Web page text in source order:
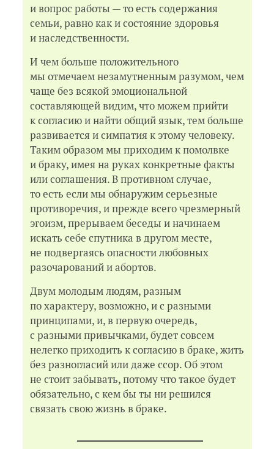
Оригинальный способ обличить лицемерие —
211
Финальное решение — 215
Общие выводы — 219
Глава V. ОДИН ДИАЛОГ — 226
ПОСЛЕСЛОВИЕ — 235
НЕОБХОДИМОЕ ДОПОЛНЕНИЕ.
О «естественном», «противоестественном»
и «вышеестественном» состоянии — 243
Заключение — 254
Архимандрит Георгий (Капсанис). О добрачных
связях — 256
Смешанные браки — 258
Об авторе — 267
и вопрос работы — то есть содержания
семьи, равно как и состояние здоровья
и наследственности.
И чем больше положительного
мы отмечаем незамутненным разумом, чем
чаще без всякой эмоциональной
составляющей видим, что можем прийти
к согласию и найти общий язык, тем больше
развивается и симпатия к этому человеку.
Таким образом мы приходим к помолвке
и браку, имея на руках конкретные факты
или соглашения. В противном случае,
то есть если мы обнаружим серьезные
противоречия, и прежде всего чрезмерный
эгоизм, прерываем беседы и начинаем
искать себе спутника в другом месте,
не подвергаясь опасности любовных
разочарований и абортов.
Двум молодым людям, разным
по характеру, возможно, и с разными
принципами, и, в первую очередь,
с разными привычками, будет совсем
нелегко приходить к согласию в браке, жить
без разногласий или даже ссор. Об этом
не стоит забывать, потому что такое будет
обязательно, с кем бы ты ни решился
связать свою жизнь в браке.